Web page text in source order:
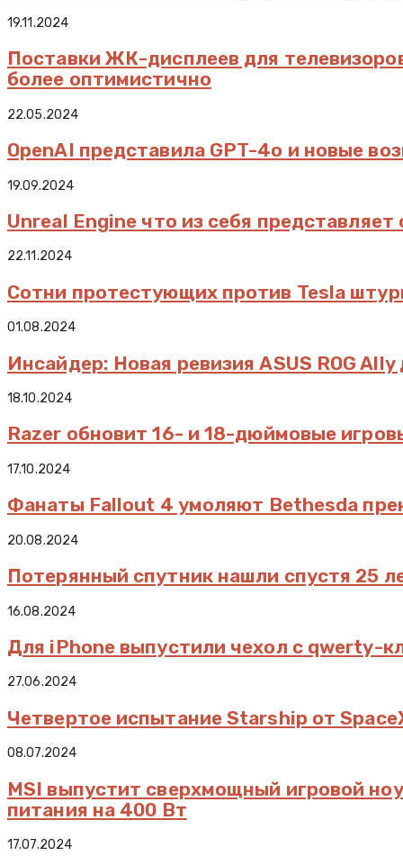
19.11.2024
Поставки ЖК-дисплеев для
более оптимистично
22.05.2024
OpenAI представила GPT-4o и новые
19.09.2024
Unreal Engine что из себя
22.11.2024
Сотни протестующих против Tesla
01.08.2024
Инсайдер: Новая ревизия ASUS ROG
18.10.2024
Razer обновит 16- и 18-дюймовые
17.10.2024
Фанаты Fallout 4 умоляют Bethesda
20.08.2024
Потерянный спутник нашли спустя 25
16.08.2024
Для iPhone выпустили чехол с qwerty-
27.06.2024
Четвертое испытание Starship от
08.07.2024
MSI выпустит сверхмощный игровой
питания на 400 Вт
17.07.2024